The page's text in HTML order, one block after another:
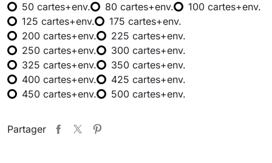
50 cartes+env.
80 cartes+env.
100 cartes+env.
125 cartes+env.
175 cartes+env.
200 cartes+env.
225 cartes+env.
250 cartes+env.
300 cartes+env.
325 cartes+env.
350 cartes+env.
400 cartes+env.
425 cartes+env.
450 cartes+env.
500 cartes+env.
Partager